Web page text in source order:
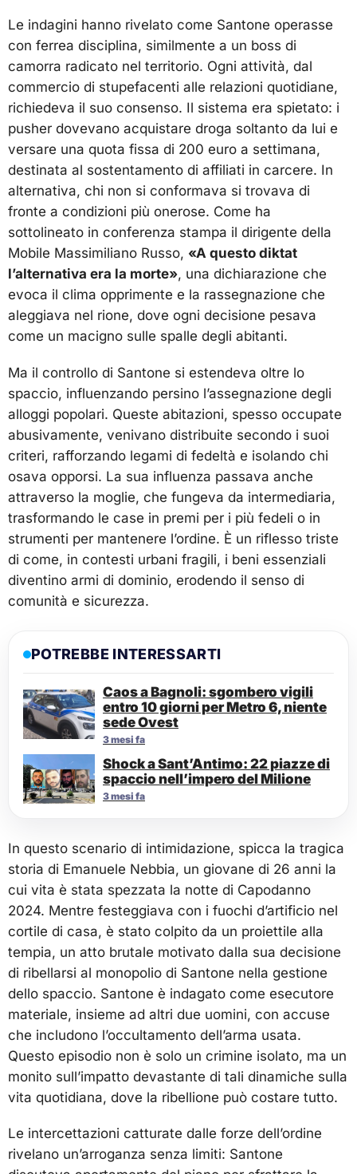
Le indagini hanno rivelato come Santone operasse
con ferrea disciplina, similmente a un boss di
camorra radicato nel territorio. Ogni attività, dal
commercio di stupefacenti alle relazioni quotidiane,
richiedeva il suo consenso. Il sistema era spietato: i
pusher dovevano acquistare droga soltanto da lui e
versare una quota fissa di 200 euro a settimana,
destinata al sostentamento di affiliati in carcere. In
alternativa, chi non si conformava si trovava di
fronte a condizioni più onerose. Come ha
sottolineato in conferenza stampa il dirigente della
Mobile Massimiliano Russo, «A questo diktat
l’alternativa era la morte», una dichiarazione che
evoca il clima opprimente e la rassegnazione che
aleggiava nel rione, dove ogni decisione pesava
come un macigno sulle spalle degli abitanti.
Ma il controllo di Santone si estendeva oltre lo
spaccio, influenzando persino l’assegnazione degli
alloggi popolari. Queste abitazioni, spesso occupate
abusivamente, venivano distribuite secondo i suoi
criteri, rafforzando legami di fedeltà e isolando chi
osava opporsi. La sua influenza passava anche
attraverso la moglie, che fungeva da intermediaria,
trasformando le case in premi per i più fedeli o in
strumenti per mantenere l’ordine. È un riflesso triste
di come, in contesti urbani fragili, i beni essenziali
diventino armi di dominio, erodendo il senso di
comunità e sicurezza.
POTREBBE INTERESSARTI
Caos a Bagnoli: sgombero vigili
entro 10 giorni per Metro 6, niente
sede Ovest
3 mesi fa
Shock a Sant’Antimo: 22 piazze di
spaccio nell’impero del Milione
3 mesi fa
In questo scenario di intimidazione, spicca la tragica
storia di Emanuele Nebbia, un giovane di 26 anni la
cui vita è stata spezzata la notte di Capodanno
2024. Mentre festeggiava con i fuochi d’artificio nel
cortile di casa, è stato colpito da un proiettile alla
tempia, un atto brutale motivato dalla sua decisione
di ribellarsi al monopolio di Santone nella gestione
dello spaccio. Santone è indagato come esecutore
materiale, insieme ad altri due uomini, con accuse
che includono l’occultamento dell’arma usata.
Questo episodio non è solo un crimine isolato, ma un
monito sull’impatto devastante di tali dinamiche sulla
vita quotidiana, dove la ribellione può costare tutto.
Le intercettazioni catturate dalle forze dell’ordine
rivelano un’arroganza senza limiti: Santone